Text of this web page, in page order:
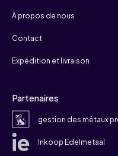
À propos de nous
Contact
Expédition et livraison
Partenaires
gestion des métaux
Inkoop Edelmetaal